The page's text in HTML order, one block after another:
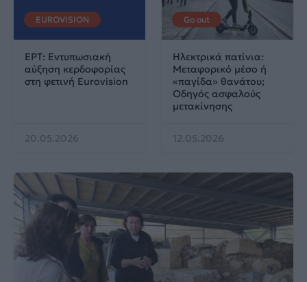
EUROVISION
ΕΡΤ: Εντυπωσιακή
αύξηση κερδοφορίας
στη φετινή Eurovision
20.05.2026
Go out
Ηλεκτρικά πατίνια:
Μεταφορικό μέσο ή
«παγίδα» θανάτου;
Οδηγός ασφαλούς
μετακίνησης
12.05.2026